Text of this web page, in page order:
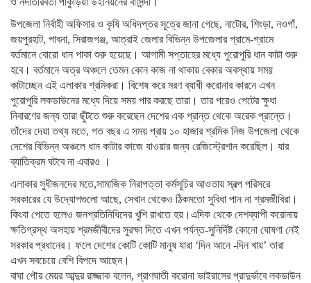
উপজেলা নির্বাহী অফিসার ও কৃষি অধিদপ্তর সূত্রে জানা গেছে, নাটোর, শিংড়া, নওগাঁ,
জয়পুরহাট, পাবনা, সিরাজগঞ্জ, আত্রাই জেলার বিভিন্ন উপজেলার গ্রামে-গ্রামে
বর্তমানে বোরো ধান পাকা শুরু হয়েছে। আগামী সপ্তাহের মধ্যে পুরোপুরি ধান কাটা শুরু
হবে। বর্তমানে অত্র অঞ্চলে তেমন কোন কাজ না থাকায় বেকার অবস্থায় সময়
কাটাচ্ছেন এই এলাকার শ্রমিকরা। বিশেষ করে মরণ ব্যাধী করোনার কারনে এখন
পুরোপুরি লকডাউনের মধ্যে দিয়ে সময় পার করছে তারা। তার পরেও পেটের ক্ষুধা
নিবারণের জন্য তারা ছুঁটতে শুরু করেছেন দেশের এক প্রান্ত থেকে অরেক প্রান্তে।
তাঁদের দেয়া তথ্য মতে, গত বছর এ সময় প্রায় ১০ হাজার শ্রমিক নিজ উপজেলা থেকে
দেশের বিভিন্ন অঞ্চলে ধান কাটার কাজে যাওয়ার জন্য রেজিস্ট্রেশান করেছিল। যার
ব্যাতিক্রম ঘটবে না এবারও ।
এলাকার সুধীজনদের মতে,সামাজিক নিরাপত্তা কর্মসূচির আওতায় স্বল্প পরিসরে
সরকারের যে উদ্যোগগুলো আছে, সেখান থেকেও ঠিকমতো সুবিধা পান না শ্রমজীবিরা।
কিংবা পেতে হলেও জনপ্রতিনিধিদের খুশি রাখতে হয়।এদিক থেকে দেশব্যাপী করোনায়
ক্ষতিগ্রস্থ অসহায় শ্রমজীবীদের সুরক্ষা দিতে এখন পর্যন্ত-সুনির্দিষ্ট কোনো ঘোষণা নেই
সরকার প্রধানের। ফলে দেশের কোটি কোটি মানুষ যারা ‘দিন আনে -দিন খায়’ তারা
এখন সবচেয়ে বেশি বিপদে আছেন।
বাঘা পৌর মেয়র আব্দুর রাজ্জাক বলেন, প্রাণঘাতী করোনা ভাইরাসের প্রাদুর্ভাবে লকডাউন